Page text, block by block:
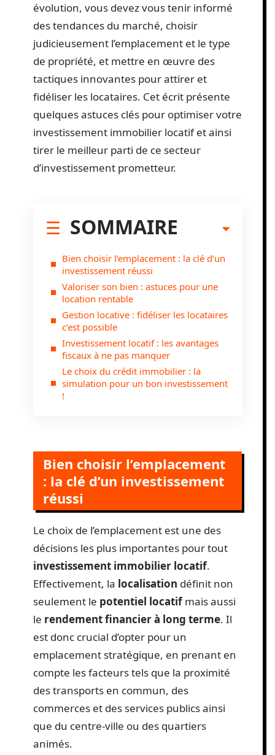
évolution, vous devez vous tenir informé
des tendances du marché, choisir
judicieusement l’emplacement et le type
de propriété, et mettre en œuvre des
tactiques innovantes pour attirer et
fidéliser les locataires. Cet écrit présente
quelques astuces clés pour optimiser votre
investissement immobilier locatif et ainsi
tirer le meilleur parti de ce secteur
d’investissement prometteur.
SOMMAIRE
Bien choisir l’emplacement : la clé d’un
investissement réussi
Valoriser son bien : astuces pour une
location rentable
Gestion locative : fidéliser les locataires
c’est possible
Investissement locatif : les avantages
fiscaux à ne pas manquer
Le choix du crédit immobilier : la
simulation pour un bon investissement
!
Bien choisir l’emplacement
: la clé d’un investissement
réussi
Le choix de l’emplacement est une des
décisions les plus importantes pour tout
investissement immobilier locatif.
Effectivement, la localisation définit non
seulement le potentiel locatifmais aussi
le rendement financier à long terme. Il
est donc crucial d’opter pour un
emplacement stratégique, en prenant en
compte les facteurs tels que la proximité
des transports en commun, des
commerces et des services publics ainsi
que du centre-ville ou des quartiers
animés.